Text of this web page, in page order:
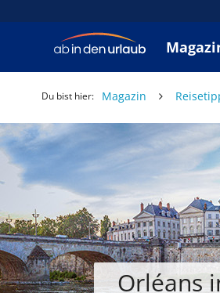
Du bist hier: Magazin
Orléans